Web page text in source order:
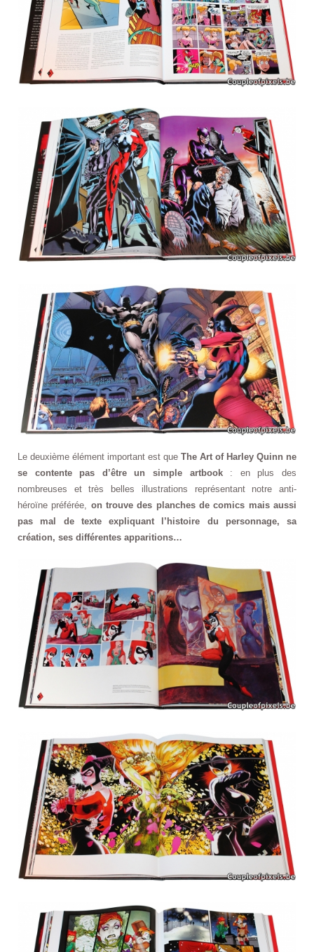
Le deuxième élément important est que The Art of Harley Quinn ne
se contente pas d’être un simple artbook: en plus des
nombreuses et très belles illustrations représentant notre anti-
héroïne préférée, on trouve des planches de comics mais aussi
pas mal de texte expliquant l’histoire du personnage, sa
création, ses différentes apparitions…